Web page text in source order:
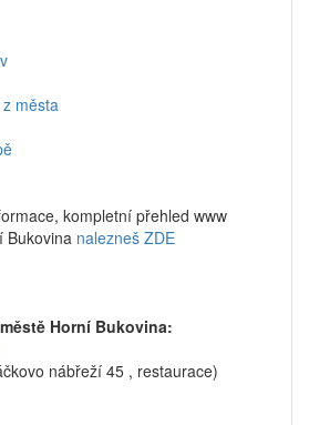
města
kompletní přehled www
Bukovina nalezneš ZDE
Horní Bukovina:
nábřeží 45 , restaurace)